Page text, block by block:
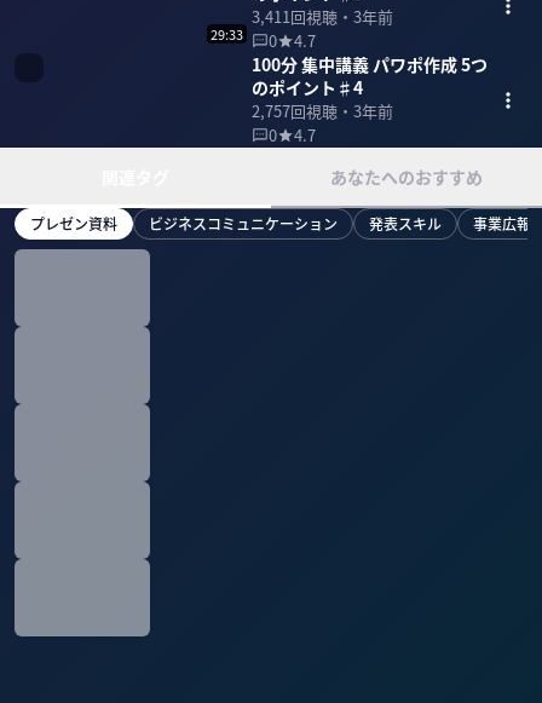
3,411回視聴・ 3年前
0
4.7
29:33
100分 集中講義 パワポ作成 5つ
のポイント♯4
2,757回視聴・ 3年前
0
4.7
あなたへのおすすめ
プレゼン資料 ビジネスコミュニケーション 発表スキル 事業広報